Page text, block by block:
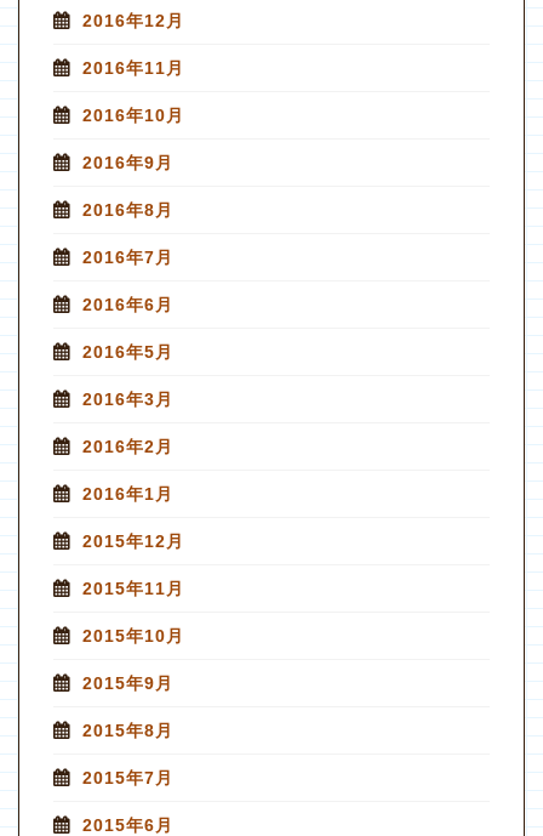
2016年12月
2016年11月
2016年10月
2016年9月
2016年8月
2016年7月
2016年6月
2016年5月
2016年3月
2016年2月
2016年1月
2015年12月
2015年11月
2015年10月
2015年9月
2015年8月
2015年7月
2015年6月